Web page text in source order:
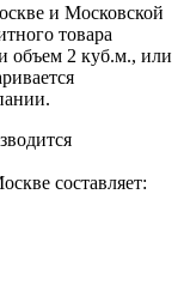
и Московской
товара
объем 2 куб.м., или
составляет: